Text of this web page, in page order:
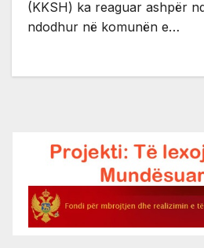
(KKSH) ka reaguar ashpër
ndodhur në komunën e…